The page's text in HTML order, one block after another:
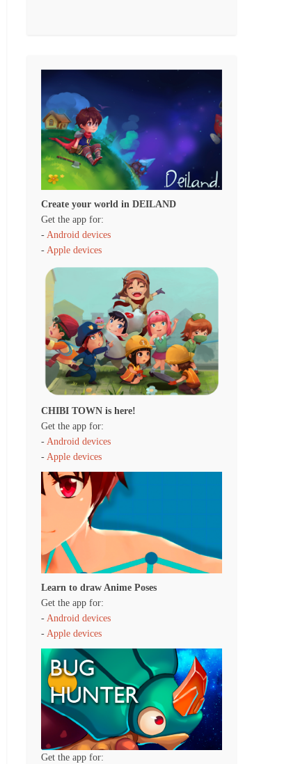
Create your world in DEILAND
Get the app for:
- Android devices
- Apple devices
CHIBI TOWN is here!
Get the app for:
- Android devices
- Apple devices
Learn to draw Anime Poses
Get the app for:
- Android devices
- Apple devices
Get the app for: